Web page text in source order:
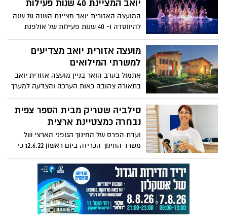
יואב המציינת 40 שנות פעילות
המועצה האזורית יואב מציינת השנה 70 שנה
להיווסדה ו- 40 שנות פעילות של אולפנת
המחול של יואב. אולפנת המחול קיימה
בשבוע שעבר סדרת מופעים מרשימה בפני
קהל רב שמילא את אולם בית הבנים בכפר
מועצה אזורית יואב מצדיעים
למשרתי המילואים
אתמול בערב הואר בניין מועצה אזורית יואב
בתאורה צהובה כאות הערכה והצדעה למערך
המילואים יום ההוקרה מסמל את חשיבות
המערך ופועלם של אנשי המילואים. מערך
המילואים מהווה חלק משמעותי ומרכזי
מדינת ישראל. ביואב 228 נשות ואנשי מילואים
פעילים והמועצה אימצה את ההמלצות
להעניק למשרתי המילואים הפעילים את מלוא
ההנחה בסך 5% בתשלום הארנונה כהוקרה
והערכה על הפעילות למען חוזקה וחוסנה של
מדינת ישראל.
סילביה שטריק מבית הספר צפית
נבחרה כמצטיינת ארצית
ועדת הפרס של החינוך הגופני הארצי של
משרד החינוך הכריזה ביום ראשון 12.6.22 כי
סילביה שטריק מבית הספר צפית במועצה
האזורית יואב, זכתה בפרס הארצי כמורה
מצטיינת מטעם משרד החינוך בתחום החינוך
הגופני.